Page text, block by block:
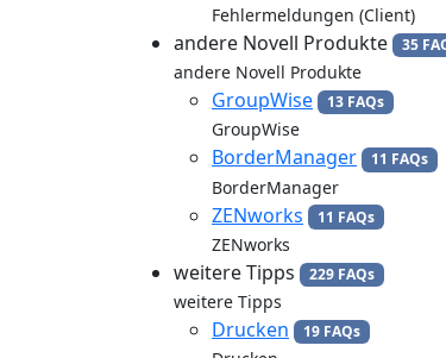
Fehlermeldungen (Client)
andere Novell Produkte 35
andere Novell Produkte
GroupWise 13 FAQs
GroupWise
BorderManager 11 FAQs
BorderManager
ZENworks 11 FAQs
ZENworks
weitere Tipps 229 FAQs
weitere Tipps
Drucken 19 FAQs